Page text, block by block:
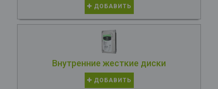
ДОБАВИТЬ
Внутренние жесткие диски
ДОБАВИТЬ